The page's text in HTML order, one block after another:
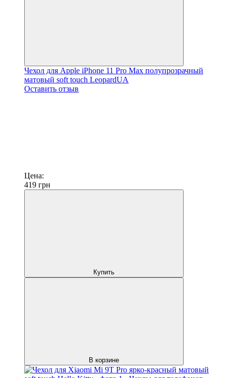
Чехол для Apple iPhone 11 Pro Max полупрозрачный
матовый soft touch LeopardUA
Оставить отзыв
Цена:
419 грн
Купить
В корзине